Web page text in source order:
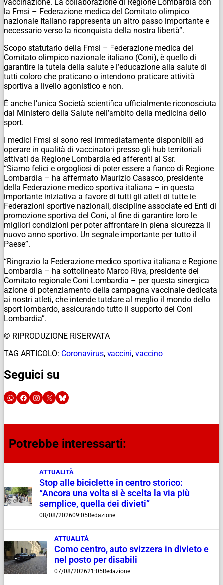
vaccinazione. La collaborazione di Regione Lombardia con
la Fmsi – Federazione medica del Comitato olimpico
nazionale Italiano rappresenta un altro passo importante e
necessario verso la riconquista della nostra libertà”.
Scopo statutario della Fmsi – Federazione medica del
Comitato olimpico nazionale italiano (Coni), è quello di
garantire la tutela della salute e l’educazione alla salute di
tutti coloro che praticano o intendono praticare attività
sportiva a livello agonistico e non.
È anche l’unica Società scientifica ufficialmente riconosciuta
dal Ministero della Salute nell’ambito della medicina dello
sport.
I medici Fmsi si sono resi immediatamente disponibili ad
operare in qualità di vaccinatori presso gli hub territoriali
attivati da Regione Lombardia ed afferenti al Ssr.
“Siamo felici e orgogliosi di poter essere a fianco di Regione
Lombardia – ha affermato Maurizio Casasco, presidente
della Federazione medico sportiva italiana – in questa
importante iniziativa a favore di tutti gli atleti di tutte le
Federazioni sportive nazionali, discipline associate ed Enti di
promozione sportiva del Coni, al fine di garantire loro le
migliori condizioni per poter affrontare in piena sicurezza il
nuovo anno sportivo. Un segnale importante per tutto il
Paese”.
“Ringrazio la Federazione medico sportiva italiana e Regione
Lombardia – ha sottolineato Marco Riva, presidente del
Comitato regionale Coni Lombardia – per questa sinergica
azione di potenziamento della campagna vaccinale dedicata
ai nostri atleti, che intende tutelare al meglio il mondo dello
sport lombardo, assicurando tutto il supporto del Coni
Lombardia”.
© RIPRODUZIONE RISERVATA
TAG ARTICOLO: Coronavirus, vaccini, vaccino
Seguici su
Potrebbe interessarti:
ATTUALITÀ
Stop alle biciclette in centro storico:
“Ancora una volta si è scelta la via più
semplice, quella dei divieti”
08/08/202609:05Redazione
ATTUALITÀ
Como centro, auto svizzera in divieto e
nel posto per disabili
07/08/202621:05Redazione